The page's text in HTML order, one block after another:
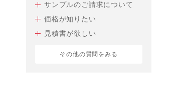
サンプルのご請求について
価格が知りたい
見積書が欲しい
その他の質問をみる